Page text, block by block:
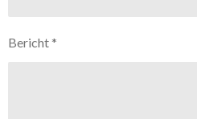
Bericht *